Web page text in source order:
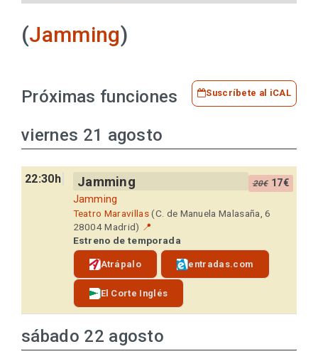
(Jamming)
Próximas funciones Suscríbete al iCAL
viernes 21 agosto
22:30h Jamming 20€17€
Jamming
Teatro Maravillas(C. de Manuela Malasaña, 6
28004 Madrid) 📍
Estreno de temporada
Atrápalo entradas.com
El Corte Inglés
sábado 22 agosto